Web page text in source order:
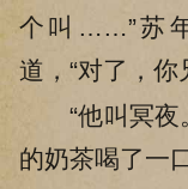
个叫……”苏
道，“对了，你
“他叫冥夜
的奶茶喝了一